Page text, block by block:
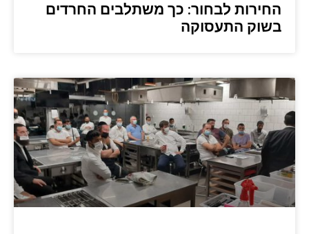
החירות לבחור: כך משתלבים החרדים
בשוק התעסוקה